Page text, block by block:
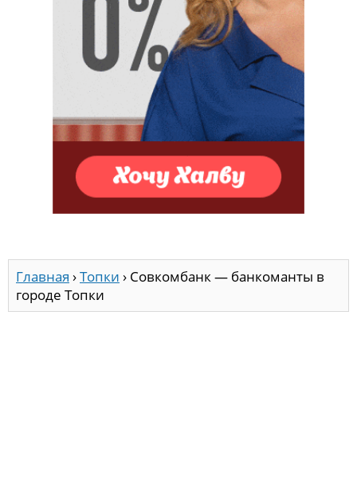
Главная ›Топки › Совкомбанк — банкоманты в
городе Топки